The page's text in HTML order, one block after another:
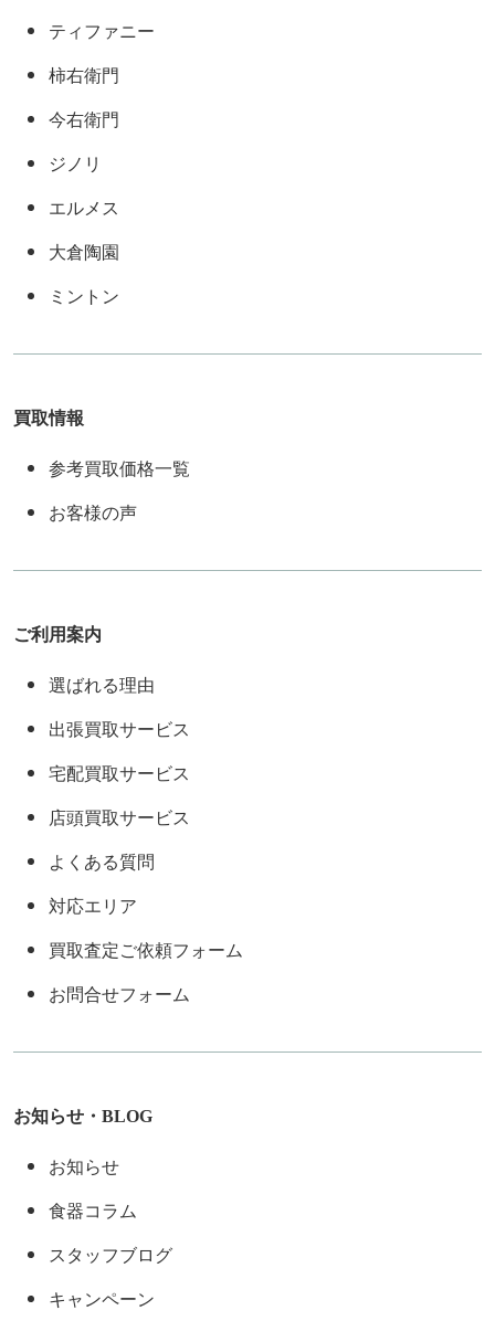
ティファニー
柿右衛門
今右衛門
ジノリ
エルメス
大倉陶園
ミントン
買取情報
参考買取価格一覧
お客様の声
ご利用案内
選ばれる理由
出張買取サービス
宅配買取サービス
店頭買取サービス
よくある質問
対応エリア
買取査定ご依頼フォーム
お問合せフォーム
お知らせ・BLOG
お知らせ
食器コラム
スタッフブログ
キャンペーン